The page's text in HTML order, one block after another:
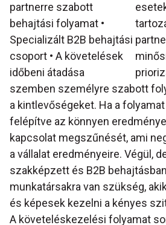
partnerre szabott
behajtási folyamat •
Specializált B2B behajtási
csoport • A követelések
időbeni átadása
szemben személyre szabott
a kintlevőségeket. Ha a
felépítve az könnyen
kapcsolat megszűnését, ami
a vállalat eredményeire. Végül,
szakképzett és B2B
munkatársakra van szükség,
és képesek kezelni a kényes
A követeléskezelési folyamat